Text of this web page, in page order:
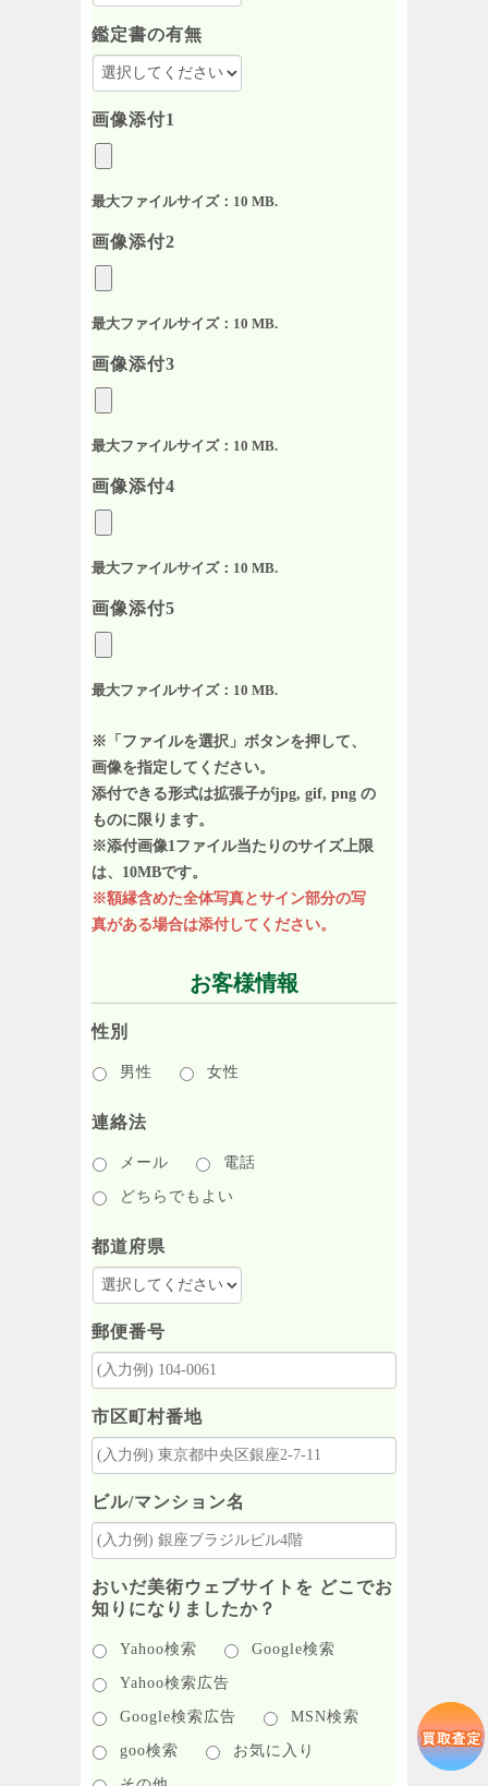
鑑定書の有無
画像添付1
最大ファイルサイズ：10 MB.
画像添付2
最大ファイルサイズ：10 MB.
画像添付3
最大ファイルサイズ：10 MB.
画像添付4
最大ファイルサイズ：10 MB.
画像添付5
最大ファイルサイズ：10 MB.
※「ファイルを選択」ボタンを押して、
画像を指定してください。
添付できる形式は拡張子がjpg, gif, png の
ものに限ります。
※添付画像1ファイル当たりのサイズ上限
は、10MBです。
※額縁含めた全体写真とサイン部分の写
真がある場合は添付してください。
お客様情報
性別
男性 女性
連絡法
メール 電話
どちらでもよい
都道府県
郵便番号
市区町村番地
ビル/マンション名
おいだ美術ウェブサイトを どこでお
知りになりましたか？
Yahoo検索 Google検索
Yahoo検索広告
Google検索広告 MSN検索
goo検索 お気に入り